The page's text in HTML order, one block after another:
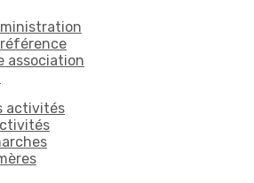
association
activités